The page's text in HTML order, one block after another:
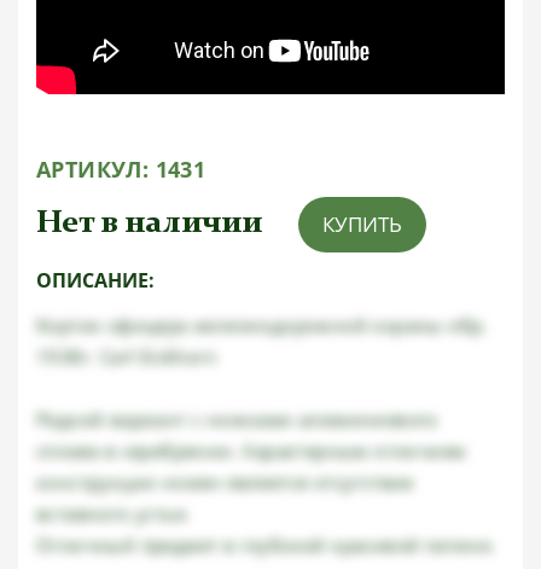
АРТИКУЛ: 1431
Нет в наличии КУПИТЬ
ОПИСАНИЕ:
Кортик офицера железнодорожной охраны обр.
1938г. Carl Eickhorn
Редкий вариант с ножнами алюминиевого
сплава в серебрении. Характерным отличием
конструкции ножен является отсутствие
вставного устья.
Отличный предмет в глубокой красивой патине.